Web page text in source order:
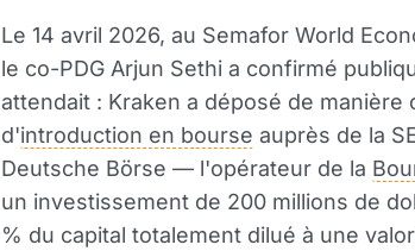
Le 14 avril 2026, au Semafor World
le co-PDG Arjun Sethi a confirmé
attendait : Kraken a déposé de
d'introduction en bourse auprès de la
Deutsche Börse — l'opérateur de la
un investissement de 200 millions de
% du capital totalement dilué à une